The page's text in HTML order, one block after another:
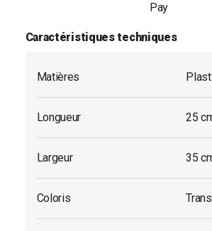
Pay
Caractéristiques techniques
Matières
Longueur 25
Largeur 35
Coloris